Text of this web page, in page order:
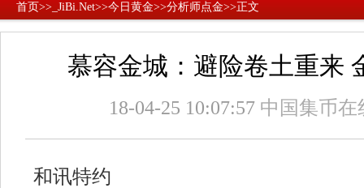
首页>> _JiBi.Net>>今日黄金>>分析师点金>>正文
慕容金城：避险卷土重来
18-04-25 10:07:57 中国集币在
和讯特约